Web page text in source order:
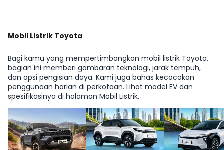
Mobil Listrik Toyota
Bagi kamu yang mempertimbangkan mobil listrik Toyota,
bagian ini memberi gambaran teknologi, jarak tempuh,
dan opsi pengisian daya. Kami juga bahas kecocokan
penggunaan harian di perkotaan. Lihat model EV dan
spesifikasinya di halaman Mobil Listrik.